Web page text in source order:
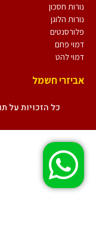
נורות חסכון
נורות הלוגן
פלורסנטים
דמוי פחם
דמוי להט
אביזרי חשמל
כל הזכויות על